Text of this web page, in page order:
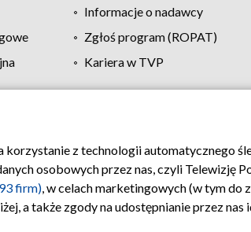
Informacje o nadawcy
Zgłoś program (ROPAT)
Kariera w TVP
prywatności Moje zgody Pomoc
z technologii automatycznego
osobowych przez nas, czyli Telewizję
firm), w celach marketingowych (w tym do
a także zgody na udostępnianie przez